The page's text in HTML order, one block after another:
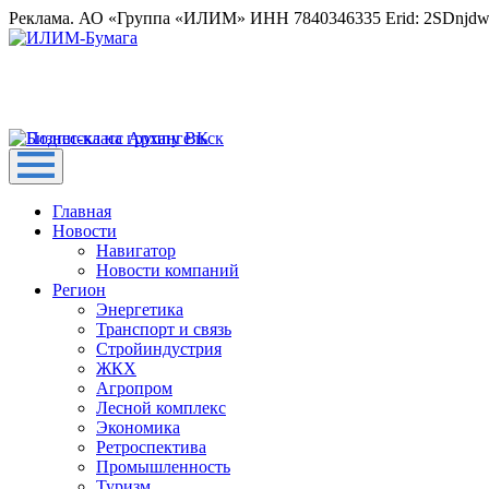
Реклама. АО «Группа «ИЛИМ» ИНН 7840346335 Erid:
Главная
Новости
Навигатор
Новости компаний
Регион
Энергетика
Транспорт и связь
Стройиндустрия
ЖКХ
Агропром
Лесной комплекс
Экономика
Ретроспектива
Промышленность